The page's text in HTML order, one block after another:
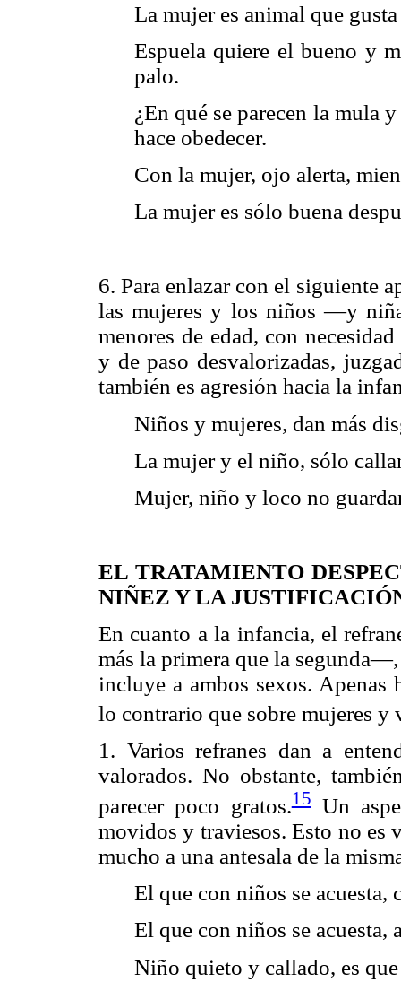
La mujer es animal que
Espuela quiere el bueno y
palo.
¿En qué se parecen la mula
hace obedecer.
Con la mujer, ojo alerta,
La mujer es sólo buena
6. Para enlazar con el siguiente
las mujeres y los niños —y
menores de edad, con
y de paso desvalorizadas,
también es agresión hacia la
Niños y mujeres, dan más
La mujer y el niño, sólo
Mujer, niño y loco no
EL TRATAMIENTO
NIÑEZ Y LA
En cuanto a la infancia, el
más la primera que la
incluye a ambos sexos. Apenas
lo contrario que sobre mujeres y
1. Varios refranes dan a
valorados. No obstante,
parecer poco gratos.15Un
movidos y traviesos. Esto no es
mucho a una antesala de la
El que con niños se acuesta,
El que con niños se acuesta,
Niño quieto y callado, es